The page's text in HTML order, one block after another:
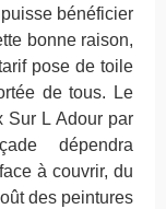
bénéficier
bonne raison,
pose de toile
de tous. Le
Sur L Adour par
dépendra
à couvrir, du
des peintures